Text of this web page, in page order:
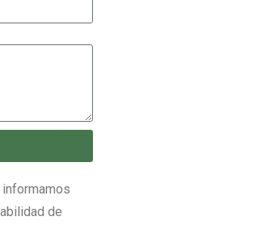
de